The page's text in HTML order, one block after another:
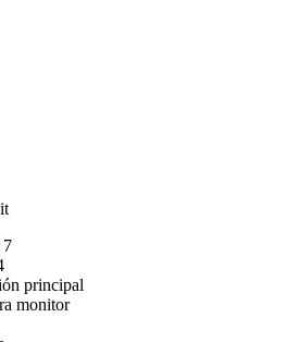
7
principal
monitor